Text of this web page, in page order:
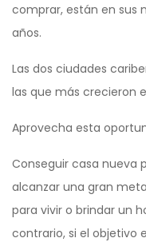
comprar, están en sus
años.
Las dos ciudades
las que más crecieron
Aprovecha esta
Conseguir casa nueva
alcanzar una gran
para vivir o brindar un
contrario, si el objetivo